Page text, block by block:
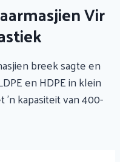
Vir
breek sagte en
en HDPE in klein
kapasiteit van 400-